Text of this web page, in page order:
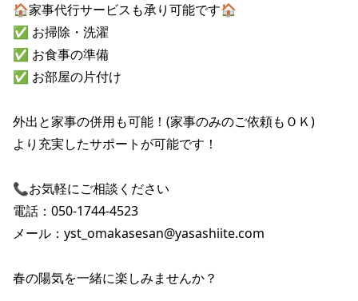
🏠家事代行サービスも承り可能です🏠
✅ お掃除・洗濯
✅ お食事の準備
✅ お部屋の片付け
外出と家事の併用も可能！(家事のみのご依頼もＯＫ)
より充実したサポートが可能です！
📞お気軽にご相談ください
電話：050-1744-4523
メール：yst_omakasesan@yasashiite.com
春の陽気を一緒に楽しみませんか？